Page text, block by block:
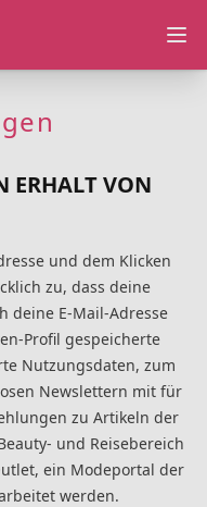
ERHALT VON
und dem Klicken
zu, dass deine
deine E-Mail-Adresse
Profil gespeicherte
Nutzungsdaten, zum
Newslettern mit für
zu Artikeln der
und Reisebereich
ein Modeportal der
werden.